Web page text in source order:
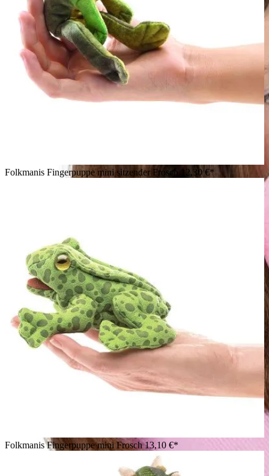
Folkmanis Fingerpuppe mini sitzender Frosch 12,30 €*
Folkmanis Fingerpuppe mini Frosch13,10 €*